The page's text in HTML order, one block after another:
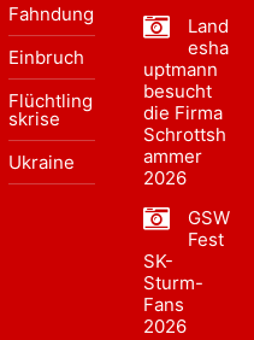
Fahndung
Einbruch
Flüchtling
skrise
Ukraine
Land
esha
uptmann
besucht
die Firma
Schrottsh
ammer
2026
GSW
Fest
SK-
Sturm-
Fans
2026